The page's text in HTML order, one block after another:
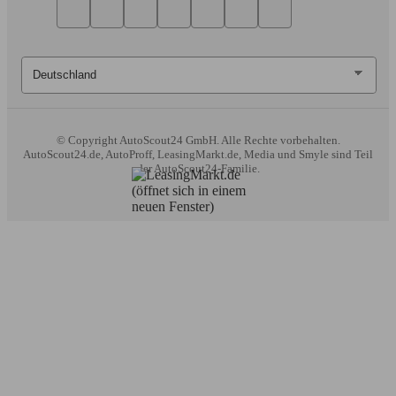
© Copyright AutoScout24 GmbH. Alle Rechte vorbehalten.
AutoScout24.de, AutoProff, LeasingMarkt.de, Media und Smyle sind Teil
der AutoScout24-Familie.